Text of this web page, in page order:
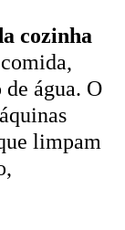
cozinha
água. O
limpam